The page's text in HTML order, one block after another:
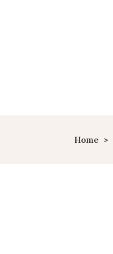
Home >